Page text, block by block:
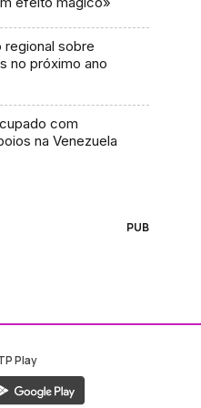
regional sobre
no próximo ano
com
na Venezuela
PUB
Play